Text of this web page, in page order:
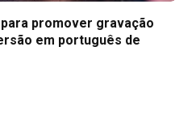
promover gravação
em português de